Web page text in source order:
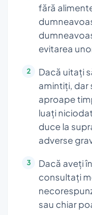
fără
evitarea
Dacă uitați
amintiți, dar
aproape
luați
duce la
adverse
Dacă aveți
consultați
sau chiar